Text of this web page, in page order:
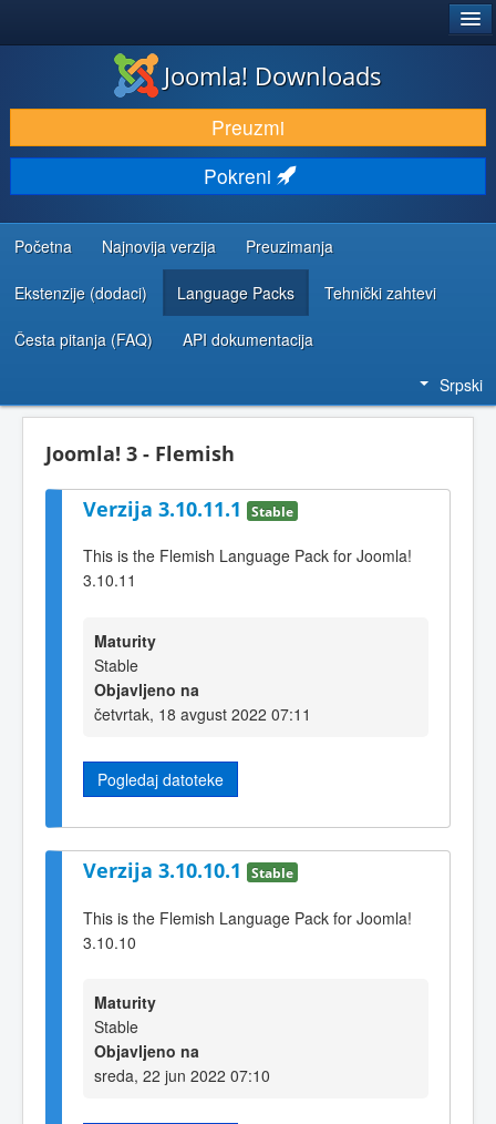
PREUZIMANJE I PROŠIRENJA (EKSTENZIJE)
OTKRIJTE I NAUČITE
ZAJEDNICA I PODRŠKA
RESURSI ZA RAZVOJ
Joomla! Downloads
Preuzmi
Pokreni
Početna Najnovija verzija Preuzimanja
Ekstenzije (dodaci) Language Packs Tehnički zahtevi
Česta pitanja (FAQ) API dokumentacija
Srpski
Joomla! 3 - Flemish
Verzija 3.10.11.1 Stable
This is the Flemish Language Pack for Joomla!
3.10.11
Maturity
Stable
Objavljeno na
četvrtak, 18 avgust 2022 07:11
Pogledaj datoteke
Verzija 3.10.10.1 Stable
This is the Flemish Language Pack for Joomla!
3.10.10
Maturity
Stable
Objavljeno na
sreda, 22 jun 2022 07:10